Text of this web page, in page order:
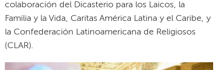
colaboración del Dicasterio para los Laicos, la
Familia y la Vida, Caritas América Latina y el Caribe, y
la Confederación Latinoamericana de Religiosos
(CLAR).